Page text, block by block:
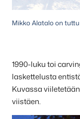
Mikko Alatalo on
1990-luku toi
laskettelusta
Kuvassa viiletetään
viistäen.